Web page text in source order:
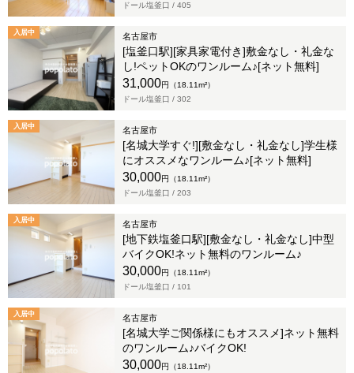
ドール塩釜口 / 405
入居中 名古屋市
[塩釜口駅][家具家電付き]敷金なし・礼金な
し!ペットOKのワンルーム♪[ネット無料]
31,000円（18.11m²）
ドール塩釜口 / 302
入居中 名古屋市
[名城大学すぐ!][敷金なし・礼金なし]学生様
にオススメなワンルーム♪[ネット無料]
30,000円（18.11m²）
ドール塩釜口 / 203
入居中 名古屋市
[地下鉄塩釜口駅][敷金なし・礼金なし]中型
バイクOK!ネット無料のワンルーム♪
30,000円（18.11m²）
ドール塩釜口 / 101
入居中 名古屋市
[名城大学ご関係様にもオススメ]ネット無料
のワンルーム♪バイクOK!
30,000円（18.11m²）